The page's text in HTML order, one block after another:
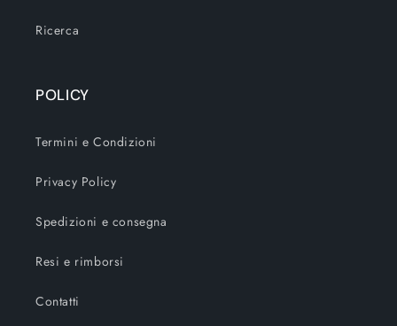
Ricerca
POLICY
Termini e Condizioni
Privacy Policy
Spedizioni e consegna
Resi e rimborsi
Contatti